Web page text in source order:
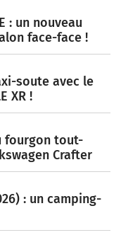
: un nouveau
face-face !
soute avec le
XR !
fourgon tout-
Crafter
: un camping-